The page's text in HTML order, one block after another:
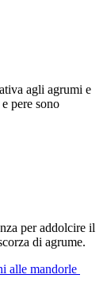
agli agrumi e
pere sono
per addolcire il
di agrume.
alle mandorle